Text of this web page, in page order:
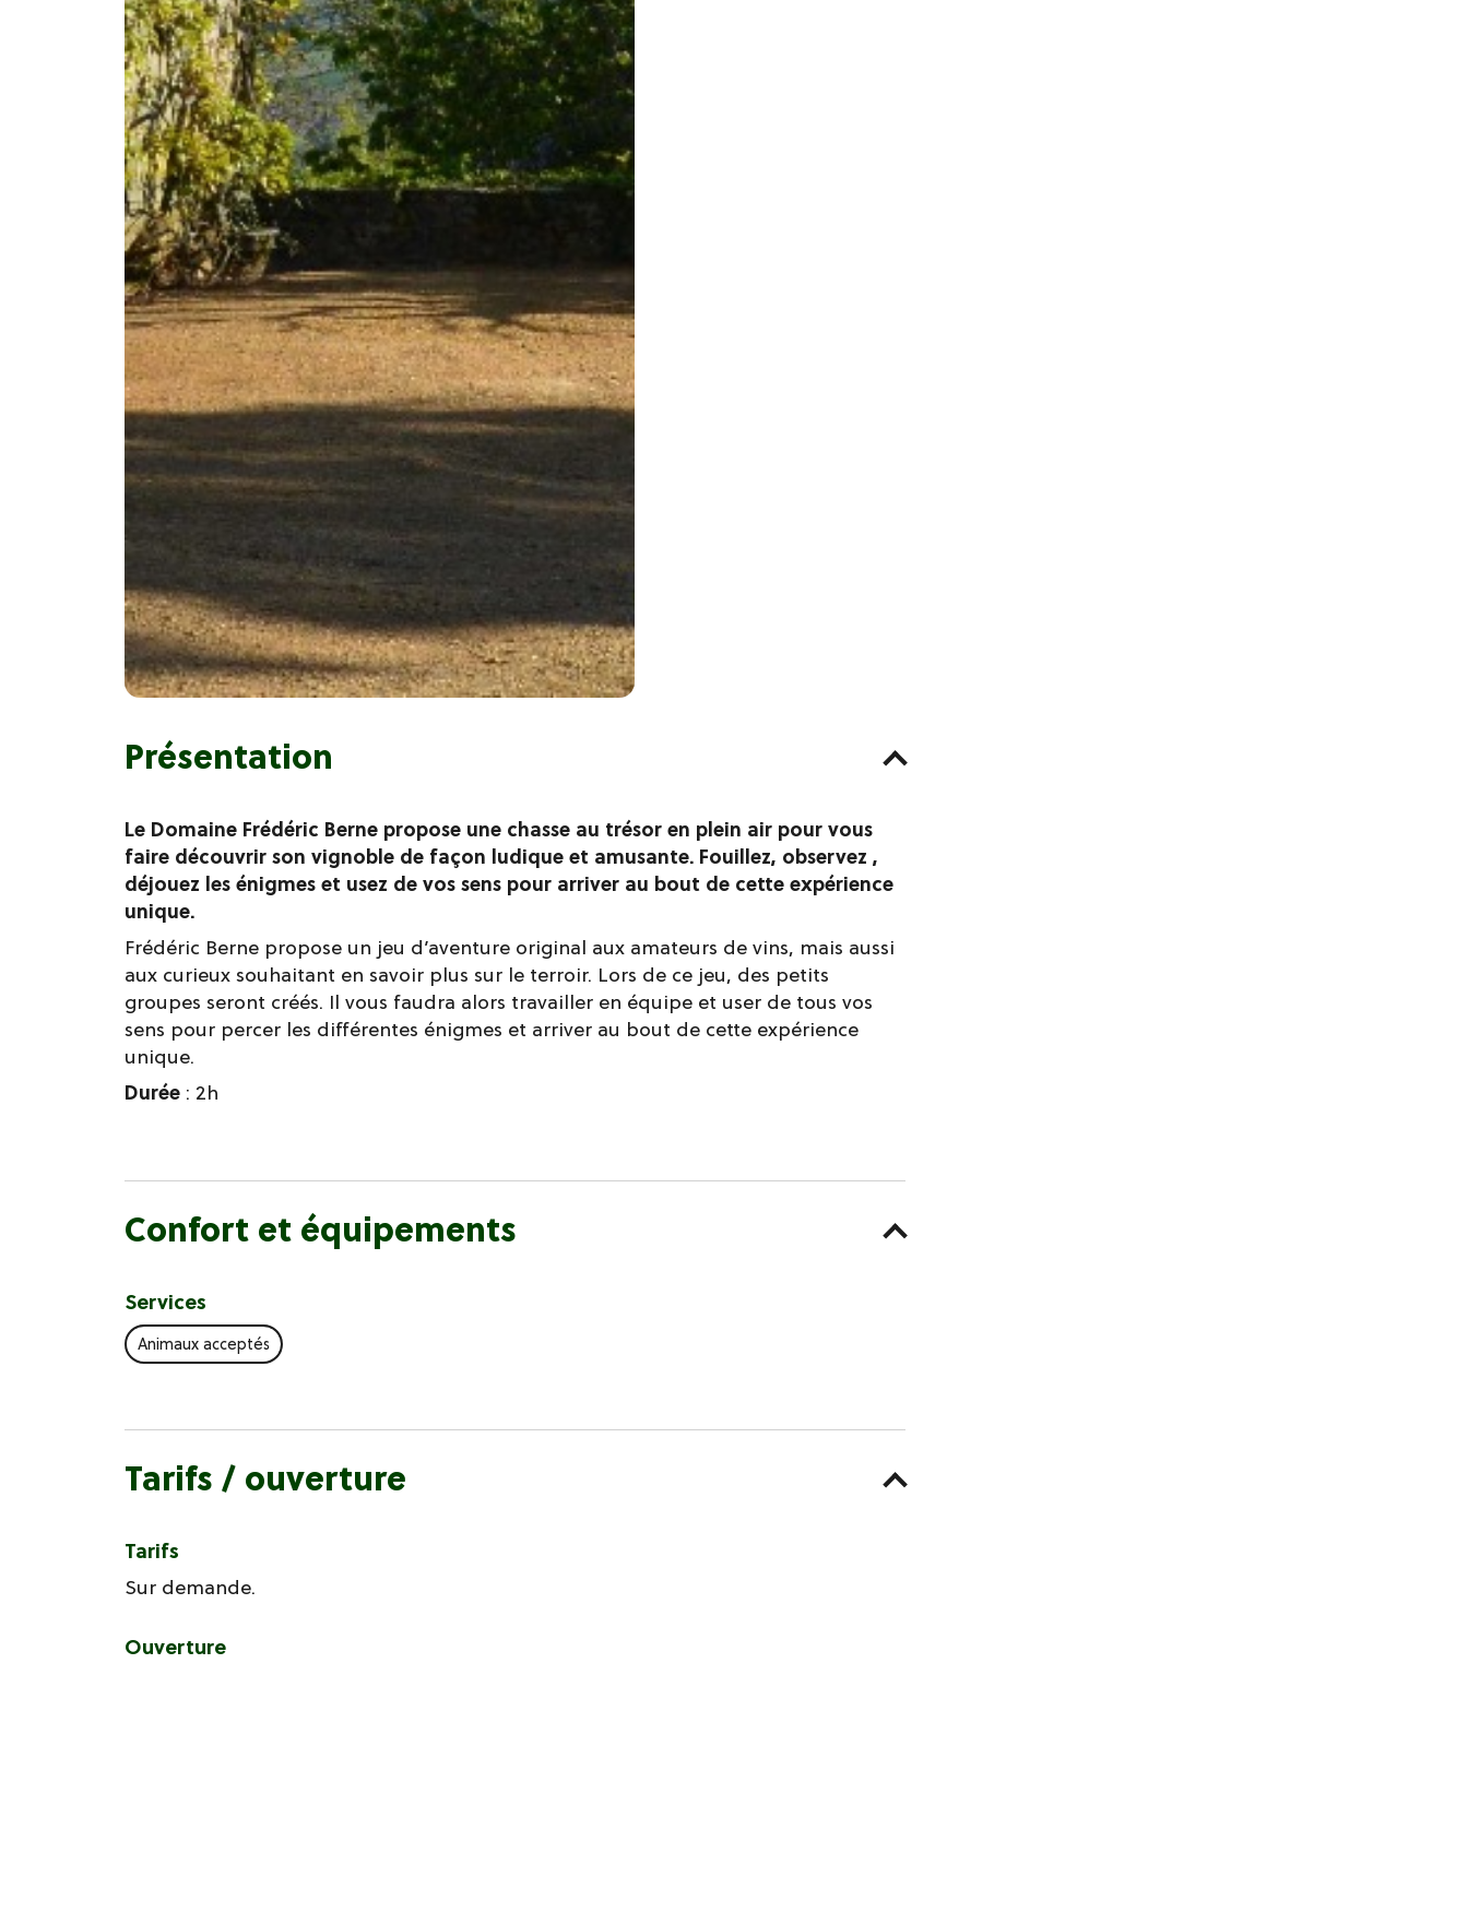
Présentation
Le Domaine Frédéric Berne propose une chasse au trésor en plein air pour vous
faire découvrir son vignoble de façon ludique et amusante. Fouillez, observez ,
déjouez les énigmes et usez de vos sens pour arriver au bout de cette expérience
unique.
Frédéric Berne propose un jeu d’aventure original aux amateurs de vins, mais aussi
aux curieux souhaitant en savoir plus sur le terroir. Lors de ce jeu, des petits
groupes seront créés. Il vous faudra alors travailler en équipe et user de tous vos
sens pour percer les différentes énigmes et arriver au bout de cette expérience
unique.
Durée : 2h
Confort et équipements
Services
Animaux acceptés
Tarifs / ouverture
Tarifs
Sur demande.
Ouverture